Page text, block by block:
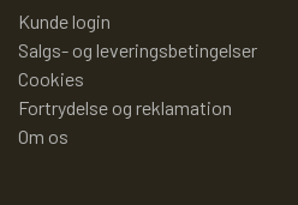
Kunde login
Salgs- og leveringsbetingelser
Cookies
Fortrydelse og reklamation
Om os